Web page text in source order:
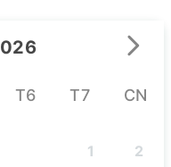
T6 T7 CN
1 2